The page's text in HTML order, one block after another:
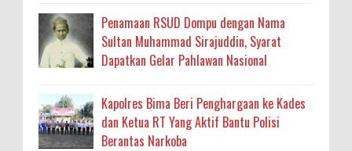
Penamaan RSUD Dompu dengan Nama
Sultan Muhammad Sirajuddin, Syarat
Dapatkan Gelar Pahlawan Nasional
Kapolres Bima Beri Penghargaan ke Kades
dan Ketua RT Yang Aktif Bantu Polisi
Berantas Narkoba